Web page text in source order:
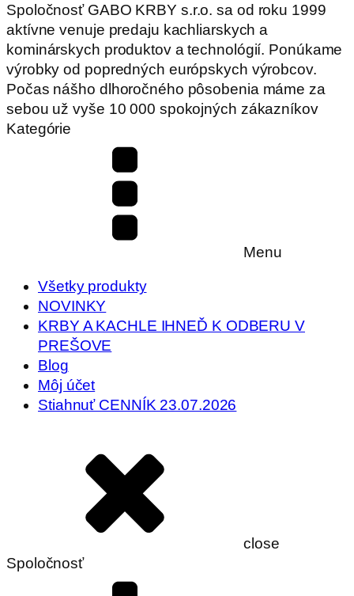
Spoločnosť GABO KRBY s.r.o. sa od roku 1999
aktívne venuje predaju kachliarskych a
kominárskych produktov a technológií. Ponúkame
výrobky od popredných európskych výrobcov.
Počas nášho dlhoročného pôsobenia máme za
sebou už vyše 10 000 spokojných zákazníkov
Kategórie
Menu
Všetky produkty
NOVINKY
KRBY A KACHLE IHNEĎ K ODBERU V
PREŠOVE
Blog
Môj účet
Stiahnuť CENNÍK 23.07.2026
close
Spoločnosť